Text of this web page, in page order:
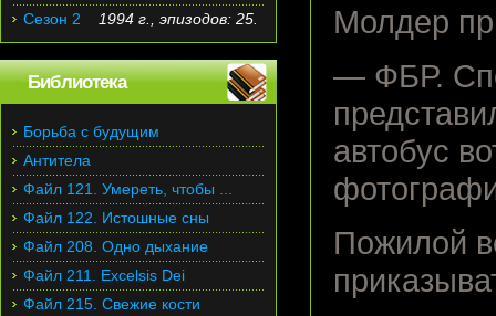
Молдер
— ФБР.
автобус
Пожилой
Сезон 2
1994 г., эпизодов: 25.
Библиотека
Борьба с будущим
Антитела
Файл 121. Умереть, чтобы ...
Файл 122. Истошные сны
Файл 208. Одно дыхание
Файл 211. Excelsis Dei
Файл 215. Свежие кости